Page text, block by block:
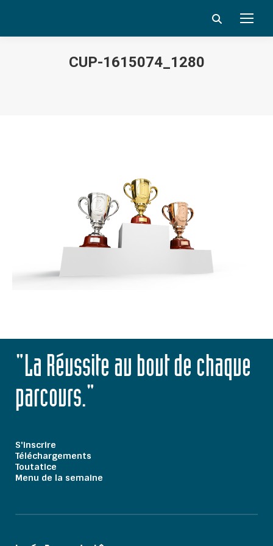
Search:
CUP-1615074_1280
"La Réussite au bout de chaque
parcours."
S'inscrire
Téléchargements
Toutatice
Menu de la semaine